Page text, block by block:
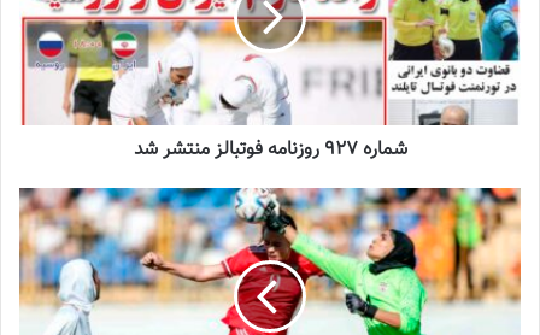
نوشته های مشابه
چالش هاى ليست جدید تيم ملى فوتبال
زنان
2023-06-14
تازه‌ترین خبرها از درمان ۲ ملی‌پوش فوتبال
زنان
2023-12-24
شماره 927 روزنامه فوتبالز منتشر شد